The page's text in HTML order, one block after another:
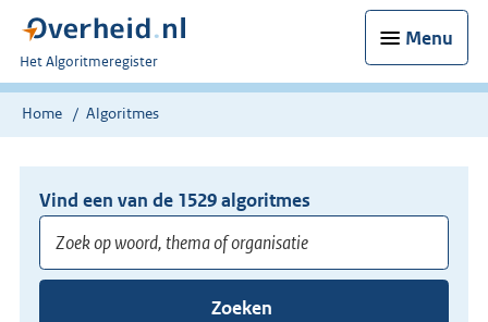
Menu
U
bent
nu
Het Algoritmeregister
Home Algoritmes
Vind een van de 1529algoritmes
Voer
Zoeken